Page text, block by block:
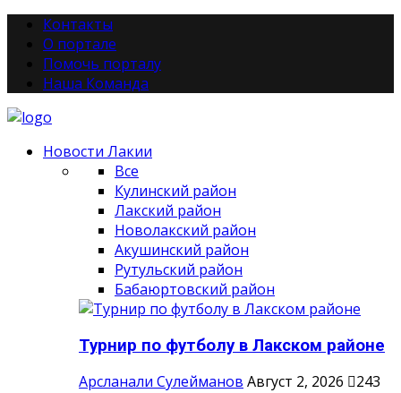
Контакты
О портале
Помочь порталу
Наша Команда
Новости Лакии
Все
Кулинский район
Лакский район
Новолакский район
Акушинский район
Рутульский район
Бабаюртовский район
Турнир по футболу в Лакском районе
Арсланали Сулейманов Август 2, 2026 243